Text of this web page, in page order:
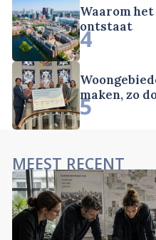
Waarom
ontstaat
4
maken, zo
5
MEEST RECENT